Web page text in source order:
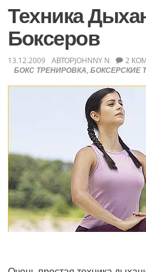
Техника
Боксеров
13.12.2009 АВТОРJOHNNY N
БОКС ТРЕНИРОВКА,БОКСЕРСКИЕ
2